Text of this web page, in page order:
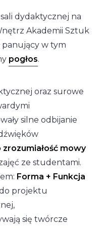
dydaktycznej na
Akademii Sztuk
panujący w tym
pogłos.
oraz surowe
silne odbijanie
zrozumiałość mowy
ze studentami.
Forma + Funkcja
projektu
się twórcze